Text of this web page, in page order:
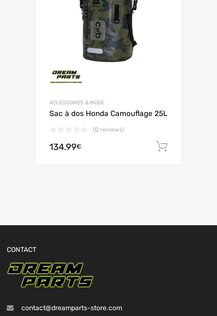
ACCESSOIRES & MODE
Sac à dos Honda Camouflage 25L
(0 reviews)
134.99€
CONTACT
contact@dreamparts-store.com